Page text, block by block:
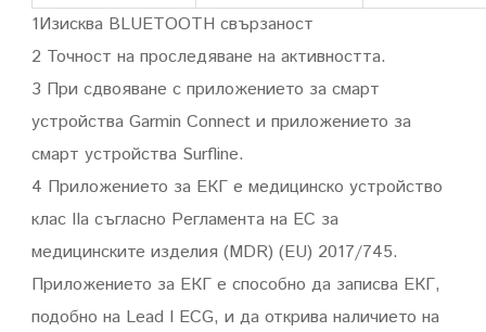
1Изисква BLUETOOTH свързаност
2 Точност на проследяване на активността.
3 При сдвояване с приложението за смарт
устройства Garmin Connect и приложението за
смарт устройства Surfline.
4 Приложението за ЕКГ е медицинско устройство
клас IIa съгласно Регламента на ЕС за
медицинските изделия (MDR) (EU) 2017/745.
Приложението за ЕКГ е способно да записва ЕКГ,
подобно на Lead I ECG, и да открива наличието на